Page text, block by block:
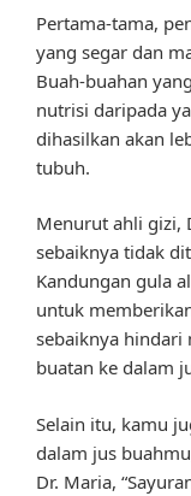
Pertama-tama,
yang segar dan
Buah-buahan
nutrisi daripada
dihasilkan akan
tubuh.
Menurut ahli gizi,
sebaiknya tidak
Kandungan gula
untuk
sebaiknya hindari
buatan ke dalam
Selain itu, kamu
dalam jus
Dr. Maria,